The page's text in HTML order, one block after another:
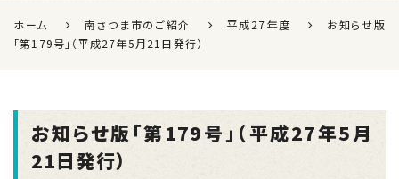
ホーム 南さつま市のご紹介 平成27年度
お知らせ版
「第179号」（平成27年5月21日発行）
お知らせ版「第179号」（平成27年5月
21日発行）